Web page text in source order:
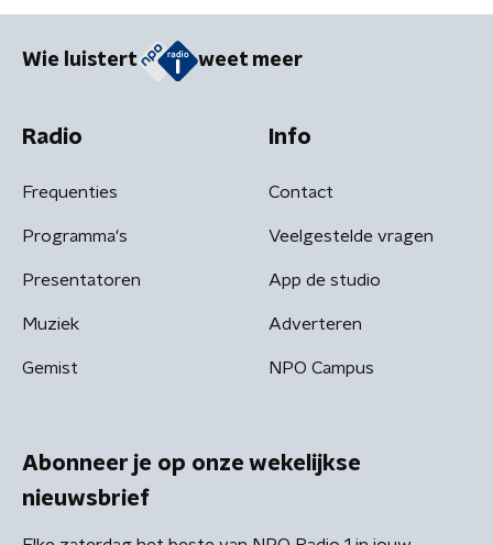
Wie luistert weet meer
Radio
Frequenties
Programma's
Presentatoren
Muziek
Gemist
Info
Contact
Veelgestelde vragen
App de studio
Adverteren
NPO Campus
Abonneer je op onze wekelijkse
nieuwsbrief